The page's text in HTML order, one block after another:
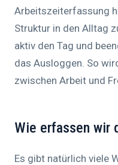
Arbeitszeiterfassung
Struktur in den Alltag
aktiv den Tag und
das Ausloggen. So
zwischen Arbeit und
Wie erfassen wir
Es gibt natürlich viele